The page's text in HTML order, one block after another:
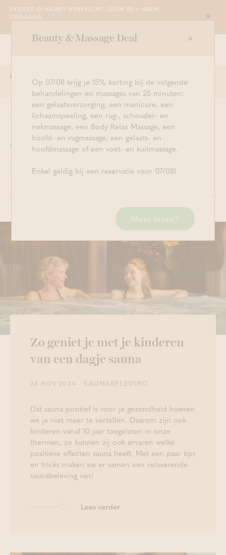
FYSIEKE ID-KAART VERPLICHT. GEEN ID = GEEN
TOEGANG.
LEES MEER
Sluit
Start met zoeken
Aanmelden
Blijf op de hoogte van al onze
events, acties &
nieuwigheden
SORTEER DE BLOGBERICHTEN OP CATEGORIE
Zo geniet je met je kinderen
van een dagje sauna
26 NOV 2024 - SAUNABELEVING
Dat sauna positief is voor je gezondheid hoeven
we je niet meer te vertellen. Daarom zijn ook
kinderen vanaf 10 jaar toegelaten in onze
thermen, zo kunnen zij ook ervaren welke
positieve effecten sauna heeft. Met een paar tips
en tricks maken we er samen een relaxerende
saunabeleving van!
Lees verder
Beauty & Massage Deal
Op 07/08 krijg je 15% korting bij de volgende
behandelingen en massages van 25 minuten:
een gelaatsverzorging, een manicure, een
lichaamspeeling, een rug-, schouder- en
nekmassage, een Body Relax Massage, een
hoofd- en rugmassage, een gelaats- en
hoofdmassage of een voet- en kuitmassage.
Enkel geldig bij een reservatie voor 07/08!
Meer lezen?